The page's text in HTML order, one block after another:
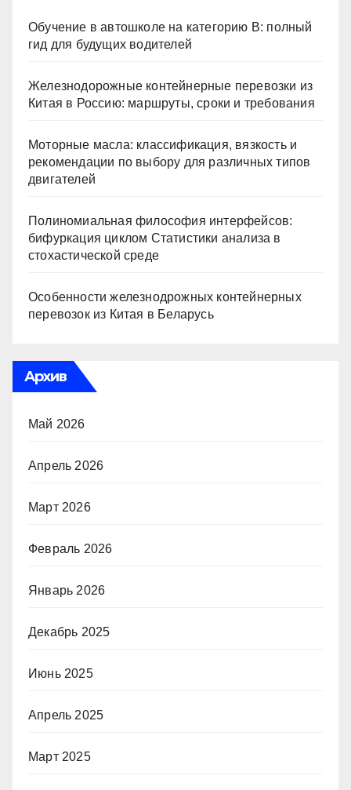
Обучение в автошколе на категорию В: полный
гид для будущих водителей
Железнодорожные контейнерные перевозки из
Китая в Россию: маршруты, сроки и требования
Моторные масла: классификация, вязкость и
рекомендации по выбору для различных типов
двигателей
Полиномиальная философия интерфейсов:
бифуркация циклом Статистики анализа в
стохастической среде
Особенности железнодрожных контейнерных
перевозок из Китая в Беларусь
Архив
Май 2026
Апрель 2026
Март 2026
Февраль 2026
Январь 2026
Декабрь 2025
Июнь 2025
Апрель 2025
Март 2025